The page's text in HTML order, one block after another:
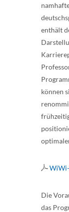
enthält
können
WiWi-
Die
das